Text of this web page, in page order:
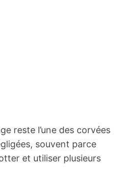
reste l’une des corvées
souvent parce
et utiliser plusieurs